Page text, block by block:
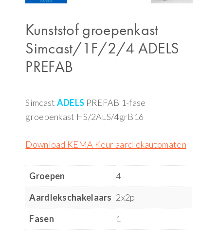
Kunststof groepenkast
Simcast/1F/2/4 ADELS
PREFAB
Simcast ADELS PREFAB 1-fase
groepenkast HS/2ALS/4grB16
Download KEMA Keur aardlekautomaten
Groepen
4
Aardlekschakelaars 2x2p
Fasen
1